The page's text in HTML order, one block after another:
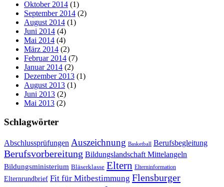
Oktober 2014 (1)
September 2014 (2)
August 2014 (1)
Juni 2014 (4)
Mai 2014 (4)
März 2014 (2)
Februar 2014 (7)
Januar 2014 (2)
Dezember 2013 (1)
August 2013 (1)
Juni 2013 (2)
Mai 2013 (2)
Schlagwörter
Abschlussprüfungen Auszeichnung Basketball Berufsbegleitung
Berufsvorbereitung Bildungslandschaft Mittelangeln
Bildungsministerium Bläserklasse Eltern Elterninformation
Elternrundbrief Fit für Mitbestimmung Flensburger